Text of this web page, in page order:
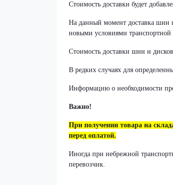
Стоимость доставки будет
На данный момент доставка шин
новыми условиями
Стоимость доставки шин и
В редких случаях для
Информацию о необходимости
Важно!
При получении товара на
перед оплатой.
Иногда при небрежной
перевозчик.